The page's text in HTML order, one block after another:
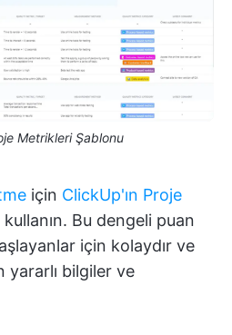
Metrikleri Şablonu
için ClickUp'ın Proje
kullanın. Bu dengeli puan
için kolaydır ve
yararlı bilgiler ve